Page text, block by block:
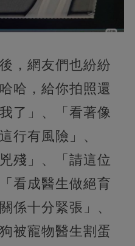
，網友們也紛紛
哈，給你拍照還
了」、「看著像
行有風險」、
殘」、「請這位
看成醫生做絕育
係十分緊張」、
被寵物醫生割蛋